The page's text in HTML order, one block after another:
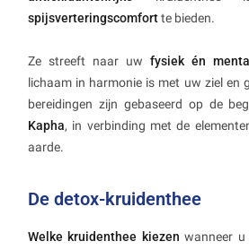
spijsverteringscomfortte bieden.
Ze streeft naar uw fysiek én
lichaam in harmonie is met uw ziel en
bereidingen zijn gebaseerd op de
Kapha, in verbinding met de
aarde.
De detox-kruidenthee
Welke kruidenthee kiezen wanneer